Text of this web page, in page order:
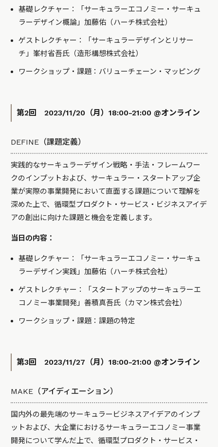
基礎レクチャー：「サーキュラーエコノミー・サーキュ
ラーデザイン概論」加藤佑（ハーチ株式会社）
ゲストレクチャー：「サーキュラーデザインとリサー
チ」峯村省吾氏（造形構想株式会社）
ワークショップ・課題：バリューチェーン・マッピング
第2回 2023/11/20（月）18:00-21:00 @オンライン
DEFINE（課題定義）
実践的なサーキュラーデザイン戦略・手法・フレームワー
クのインプットおよび、サーキュラー・スタートアップ企
業が実際の事業開発において直面する課題について理解を
深めた上で、循環型プロダクト・サービス・ビジネスアイデ
アの創出に向けた課題と機会を定義します。
当日の内容：
基礎レクチャー：「サーキュラーエコノミー・サーキュ
ラーデザイン実践」加藤佑（ハーチ株式会社）
ゲストレクチャー：「スタートアップのサーキュラーエ
コノミー事業開発」善積真吾氏（カマン株式会社）
ワークショップ・課題：課題の特定
第3回 2023/11/27（月）18:00-21:00 @オンライン
MAKE（アイディエーション）
国内外の最先端のサーキュラービジネスアイデアのインプ
ットおよび、大企業におけるサーキュラーエコノミー事業
開発について学んだ上で、循環型プロダクト・サービス・